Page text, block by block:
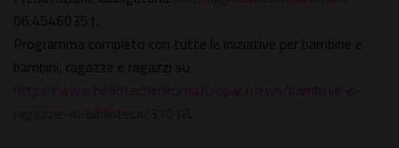
06.45460351.
Programma completo con tutte le iniziative per bambine e
bambini, ragazze e ragazzi su
https://www.bibliotechediroma.it/opac/news/bambinie-e-
ragazzie-in-biblioteca/31018.